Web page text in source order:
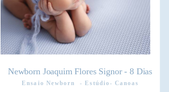
Newborn Joaquim Flores Signor - 8 Dias
Ensaio Newborn Estúdio- Canoas